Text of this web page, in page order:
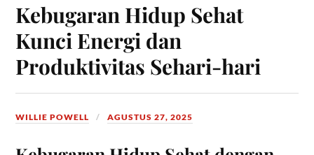
Kebugaran Hidup Sehat
Kunci Energi dan
Produktivitas Sehari-hari
WILLIE POWELL AGUSTUS 27, 2025